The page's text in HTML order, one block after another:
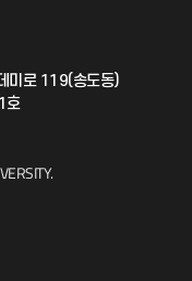
미로 119(송도동)
호